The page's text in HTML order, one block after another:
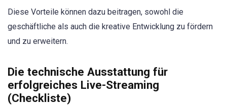
Diese Vorteile können dazu beitragen, sowohl die
geschäftliche als auch die kreative Entwicklung zu fördern
und zu erweitern.
Die technische Ausstattung für
erfolgreiches Live-Streaming
(Checkliste)